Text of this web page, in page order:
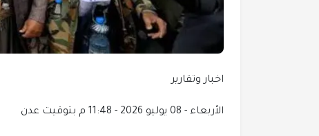
اخبار وتقارير
الأربعاء - 08 يوليو 2026 - 11:48 م بتوقيت عدن